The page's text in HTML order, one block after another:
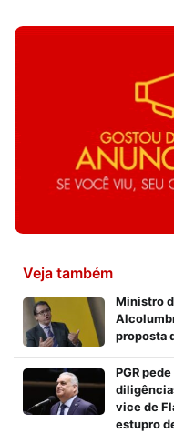
Veja também
Ministro
proposta
PGR
vice de
estupro